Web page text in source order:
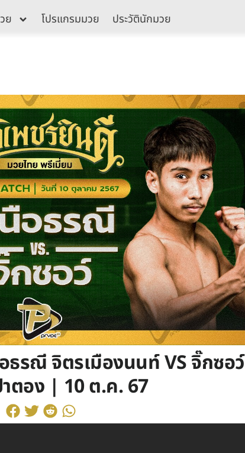
ย โปรแกรมมวย ประวัตินักมวย
ธรณี จิตรเมืองนนท์ VS จิ๊กซอว์
ตอง | 10 ต.ค. 67